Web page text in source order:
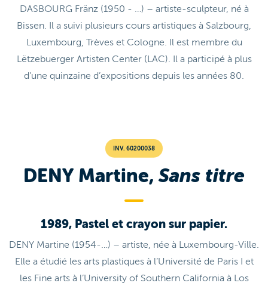
DASBOURG Fränz (1950 - …) – artiste-sculpteur, né à
Bissen. Il a suivi plusieurs cours artistiques à Salzbourg,
Luxembourg, Trèves et Cologne. Il est membre du
Lëtzebuerger Artisten Center (LAC). Il a participé à plus
d’une quinzaine d’expositions depuis les années 80.
INV. 60200038
DENY Martine, Sans titre
1989, Pastel et crayon sur papier.
DENY Martine (1954-…) – artiste, née à Luxembourg-Ville.
Elle a étudié les arts plastiques à l’Université de Paris I et
les Fine arts à l’University of Southern California à Los